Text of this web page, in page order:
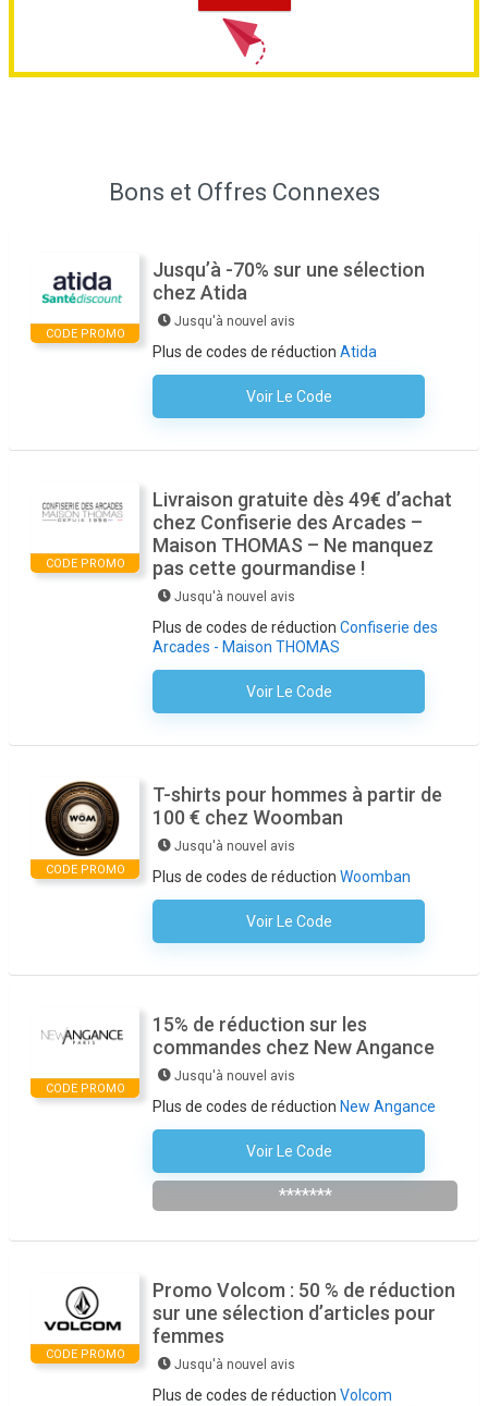
Bons et Offres Connexes
CODE PROMO
Jusqu’à -70% sur une sélection
chez Atida
Jusqu'à nouvel avis
Plus de codes de réduction Atida
Voir Le Code
Aucun Code N'est Nécessaire
CODE PROMO
Livraison gratuite dès 49€ d’achat
chez Confiserie des Arcades –
Maison THOMAS – Ne manquez
pas cette gourmandise !
Jusqu'à nouvel avis
Plus de codes de réduction Confiserie des
Arcades - Maison THOMAS
Voir Le Code
Aucun Code N'est Nécessaire
CODE PROMO
T-shirts pour hommes à partir de
100 € chez Woomban
Jusqu'à nouvel avis
Plus de codes de réduction Woomban
Voir Le Code
Aucun Code N'est Nécessaire
CODE PROMO
15% de réduction sur les
commandes chez New Angance
Jusqu'à nouvel avis
Plus de codes de réduction New Angance
Voir Le Code
S'inscrire À La Newsletter
*******
CODE PROMO
Promo Volcom : 50 % de réduction
sur une sélection d’articles pour
femmes
Jusqu'à nouvel avis
Plus de codes de réduction Volcom